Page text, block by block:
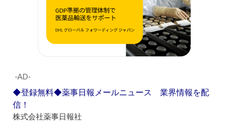
‐AD‐
◆登録無料◆薬事日報メールニュース 業界情報を配
信！
株式会社薬事日報社